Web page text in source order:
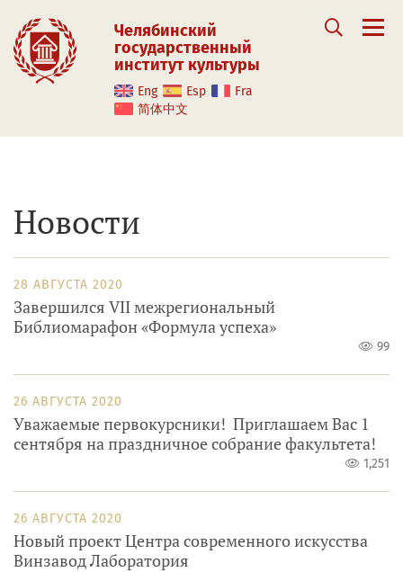
Челябинский
государственный
институт культуры
Eng Esp
Fra
简体中文
Новости
28 АВГУСТА 2020
Завершился VII межрегиональный
Библиомарафон «Формула успеха»
99
26 АВГУСТА 2020
Уважаемые первокурсники! Приглашаем Вас 1
сентября на праздничное собрание факультета!
1,251
26 АВГУСТА 2020
Новый проект Центра современного искусства
Винзавод Лаборатория